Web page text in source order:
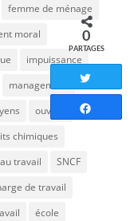
femme de ménage
moral
impuissance
management
ouvrier
chimiques
travail
SNCF
de travail
école
0
PARTAGES